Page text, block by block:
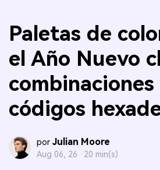
Paletas de
el Año Nuevo
combinaciones
códigos
por Julian Moore
Aug 06, 26 · 20 min(s)